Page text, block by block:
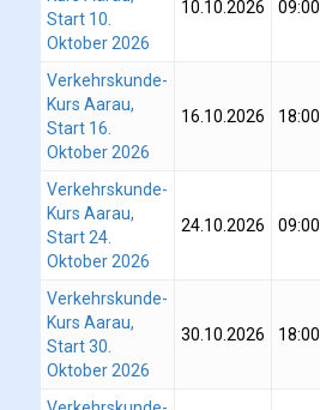
Start 10.
Oktober 2026
10.10.2026 09:00
Verkehrskunde-
Kurs Aarau,
Start 16.
Oktober 2026
16.10.2026 18:00
Verkehrskunde-
Kurs Aarau,
Start 24.
Oktober 2026
24.10.2026 09:00
Verkehrskunde-
Kurs Aarau,
Start 30.
Oktober 2026
30.10.2026 18:00